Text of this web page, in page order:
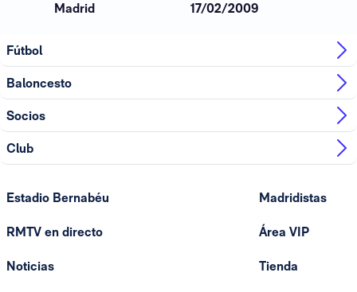
Madrid 17/02/2009
Fútbol
Baloncesto
Socios
Club
Estadio Bernabéu
RMTV en directo
Noticias
Madridistas
Área VIP
Tienda